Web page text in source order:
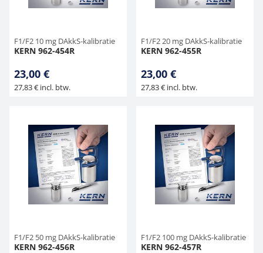
F1/F2 10 mg DAkkS-kalibratie
KERN 962-454R
23,00 €
27,83 € incl. btw.
F1/F2 20 mg DAkkS-kalibratie
KERN 962-455R
23,00 €
27,83 € incl. btw.
F1/F2 50 mg DAkkS-kalibratie
KERN 962-456R
F1/F2 100 mg DAkkS-kalibratie
KERN 962-457R